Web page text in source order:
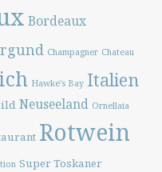
Bordeaux
Champagner Chateau
Hawke's Bay Italien
Neuseeland Ornellaia
Rotwein
Super Toskaner